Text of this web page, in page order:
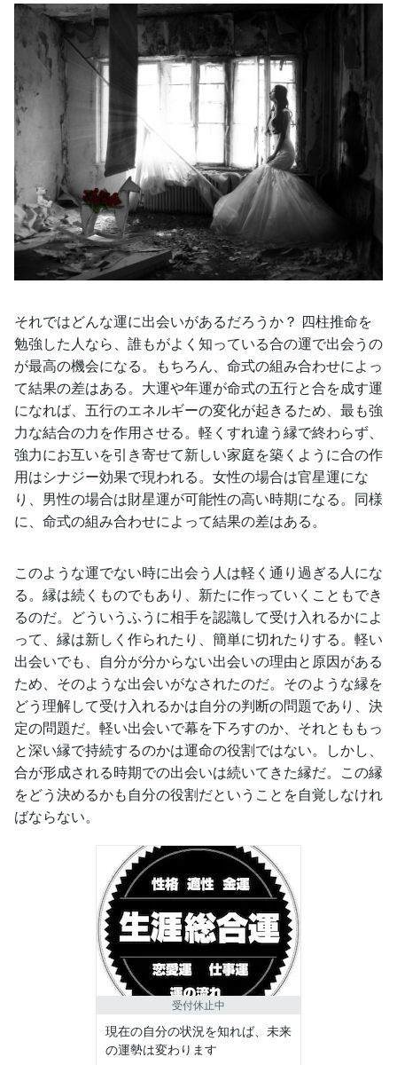
それではどんな運に出会いがあるだろうか？ 四柱推命を
勉強した人なら、誰もがよく知っている合の運で出会うの
が最高の機会になる。もちろん、命式の組み合わせによっ
て結果の差はある。大運や年運が命式の五行と合を成す運
になれば、五行のエネルギーの変化が起きるため、最も強
力な結合の力を作用させる。軽くすれ違う縁で終わらず、
強力にお互いを引き寄せて新しい家庭を築くように合の作
用はシナジー効果で現われる。女性の場合は官星運にな
り、男性の場合は財星運が可能性の高い時期になる。同様
に、命式の組み合わせによって結果の差はある。
このような運でない時に出会う人は軽く通り過ぎる人にな
る。縁は続くものでもあり、新たに作っていくこともでき
るのだ。どういうふうに相手を認識して受け入れるかによ
って、縁は新しく作られたり、簡単に切れたりする。軽い
出会いでも、自分が分からない出会いの理由と原因がある
ため、そのような出会いがなされたのだ。そのような縁を
どう理解して受け入れるかは自分の判断の問題であり、決
定の問題だ。軽い出会いで幕を下ろすのか、それとももっ
と深い縁で持続するのかは運命の役割ではない。しかし、
合が形成される時期での出会いは続いてきた縁だ。この縁
をどう決めるかも自分の役割だということを自覚しなけれ
ばならない。
受付休止中
現在の自分の状況を知れば、未来
の運勢は変わります